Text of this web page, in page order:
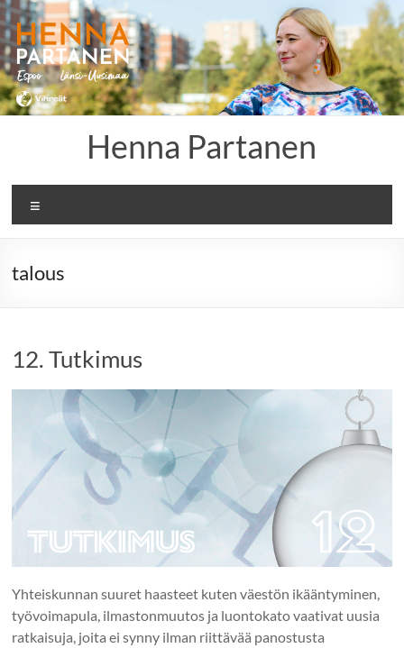
Skip
to
content
Henna Partanen
talous
12. Tutkimus
Yhteiskunnan suuret haasteet kuten väestön ikääntyminen,
työvoimapula, ilmastonmuutos ja luontokato vaativat uusia
ratkaisuja, joita ei synny ilman riittävää panostusta